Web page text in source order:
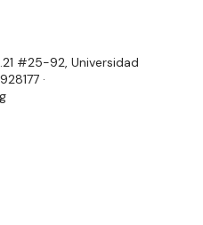
#25-92, Universidad
·